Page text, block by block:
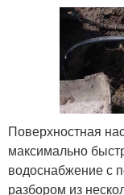
Поверхностная
максимально
водоснабжение с
разбором из